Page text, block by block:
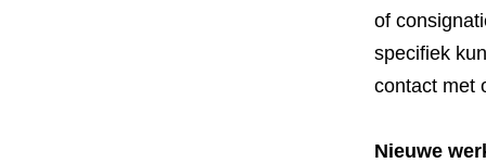
of
specifiek
contact met
Nieuwe